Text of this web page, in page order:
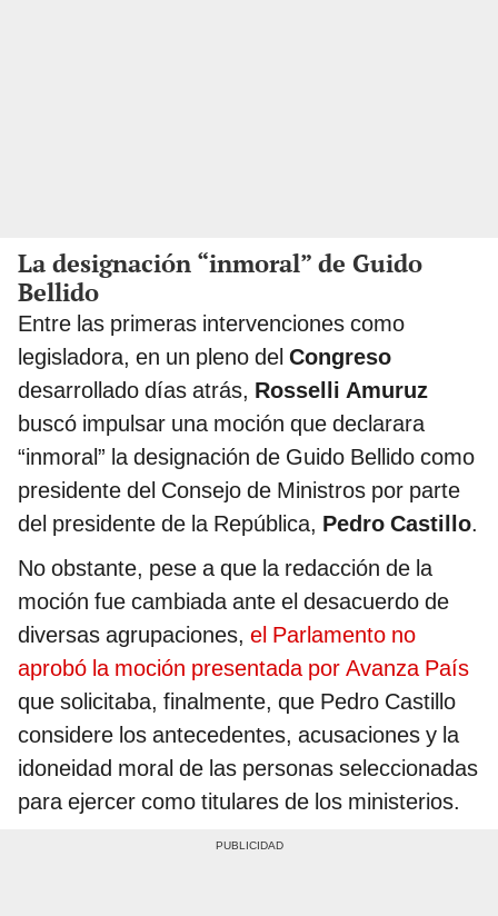
La designación “inmoral” de Guido
Bellido
Entre las primeras intervenciones como
legisladora, en un pleno del Congreso
desarrollado días atrás, Rosselli Amuruz
buscó impulsar una moción que declarara
“inmoral” la designación de Guido Bellido como
presidente del Consejo de Ministros por parte
del presidente de la República, Pedro Castillo.
No obstante, pese a que la redacción de la
moción fue cambiada ante el desacuerdo de
diversas agrupaciones, el Parlamento no
aprobó la moción presentada por Avanza País
que solicitaba, finalmente, que Pedro Castillo
considere los antecedentes, acusaciones y la
idoneidad moral de las personas seleccionadas
para ejercer como titulares de los ministerios.